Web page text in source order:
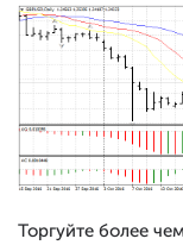
Торгуйте более